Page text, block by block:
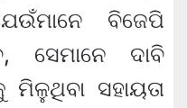
ବିଜେପି
ସେମାନେ ଦାବି
ସହାୟତା